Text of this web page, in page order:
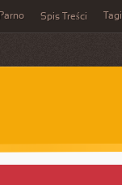
Parno Spis Treści Tagi